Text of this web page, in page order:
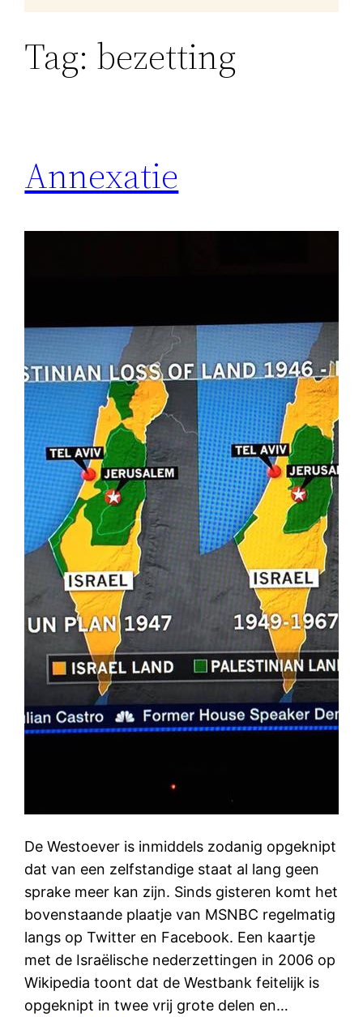
Tag: bezetting
Annexatie
De Westoever is inmiddels zodanig opgeknipt
dat van een zelfstandige staat al lang geen
sprake meer kan zijn. Sinds gisteren komt het
bovenstaande plaatje van MSNBC regelmatig
langs op Twitter en Facebook. Een kaartje
met de Israëlische nederzettingen in 2006 op
Wikipedia toont dat de Westbank feitelijk is
opgeknipt in twee vrij grote delen en…